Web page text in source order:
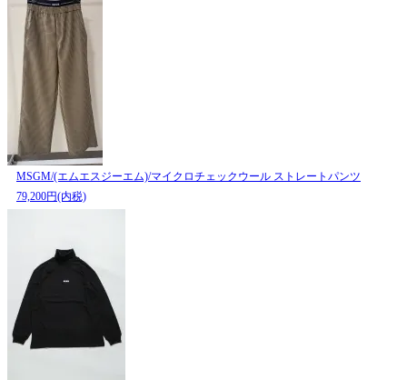
MSGM/(エムエスジーエム)/マイクロチェックウール ストレートパンツ
79,200円(内税)